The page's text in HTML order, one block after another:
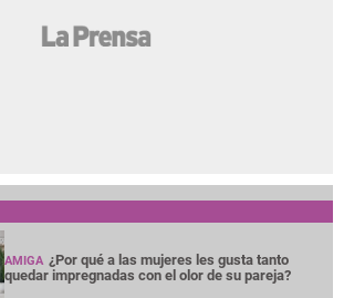
AMIGA ¿Por qué a las mujeres les gusta tanto
quedar impregnadas con el olor de su pareja?